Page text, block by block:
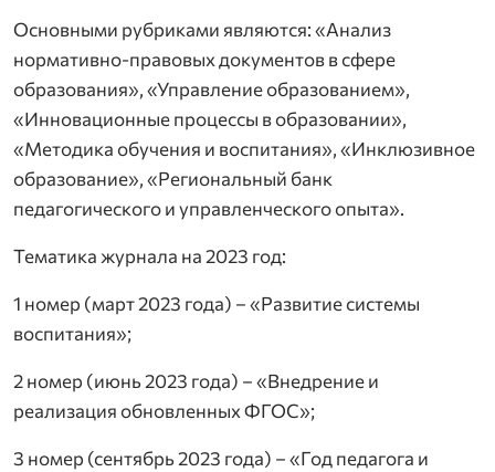
Основными рубриками являются: «Анализ
нормативно-правовых документов в сфере
образования», «Управление образованием»,
«Инновационные процессы в образовании»,
«Методика обучения и воспитания», «Инклюзивное
образование», «Региональный банк
педагогического и управленческого опыта».
Тематика журнала на 2023 год:
1 номер (март 2023 года) – «Развитие системы
воспитания»;
2 номер (июнь 2023 года) – «Внедрение и
реализация обновленных ФГОС»;
3 номер (сентябрь 2023 года) – «Год педагога и